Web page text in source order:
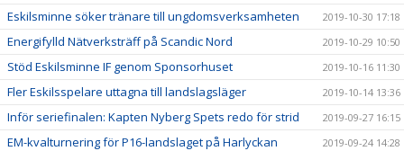
Eskilsminne söker tränare till ungdomsverksamheten 2019-10-30 17:18
Energifylld Nätverksträff på Scandic Nord 2019-10-29 10:50
Stöd Eskilsminne IF genom Sponsorhuset 2019-10-16 11:30
Fler Eskilsspelare uttagna till landslagsläger 2019-10-14 13:36
Inför seriefinalen: Kapten Nyberg Spets redo för strid 2019-09-27 16:15
EM-kvalturnering för P16-landslaget på Harlyckan 2019-09-24 14:28